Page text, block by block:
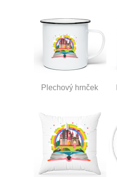
Plechový hrnček